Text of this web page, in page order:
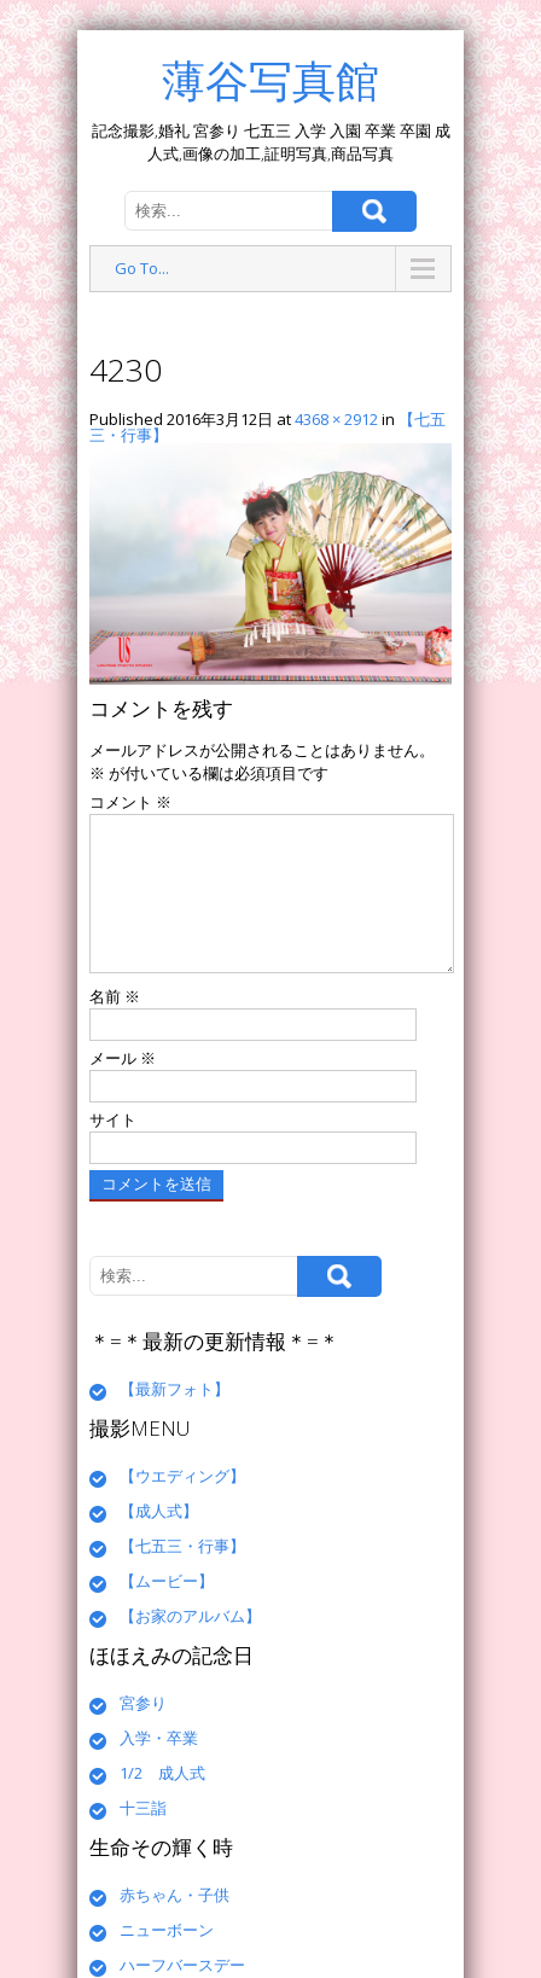
薄谷写真館
記念撮影,婚礼 宮参り 七五三 入学 入園 卒業 卒園 成
人式,画像の加工,証明写真,商品写真
Go To...
4230
Published 2016年3月12日 at4368 × 2912in 【七五
三・行事】
コメントを残す
メールアドレスが公開されることはありません。
※ が付いている欄は必須項目です
コメント ※
名前 ※
メール ※
サイト
＊=＊最新の更新情報＊=＊
【最新フォト】
撮影MENU
【ウエディング】
【成人式】
【七五三・行事】
【ムービー】
【お家のアルバム】
ほほえみの記念日
宮参り
入学・卒業
1/2 成人式
十三詣
生命その輝く時
赤ちゃん・子供
ニューボーン
ハーフバースデー